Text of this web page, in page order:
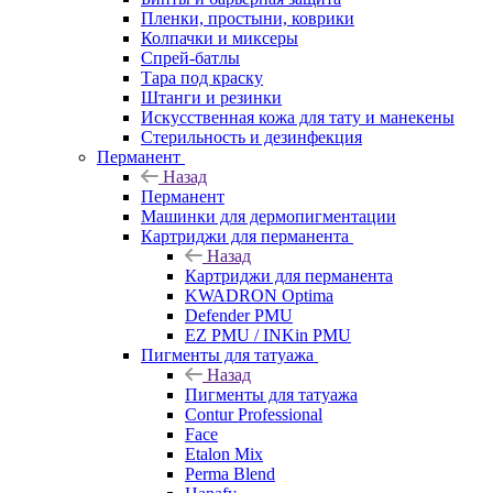
Пленки, простыни, коврики
Колпачки и миксеры
Спрей-батлы
Тара под краску
Штанги и резинки
Искусственная кожа для тату и манекены
Стерильность и дезинфекция
Перманент
Назад
Перманент
Машинки для дермопигментации
Картриджи для перманента
Назад
Картриджи для перманента
KWADRON Optima
Defender PMU
EZ PMU / INKin PMU
Пигменты для татуажа
Назад
Пигменты для татуажа
Contur Professional
Face
Etalon Mix
Perma Blend